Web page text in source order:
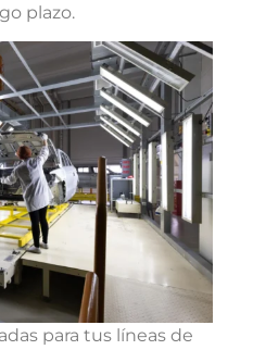
plazo.
para tus líneas de